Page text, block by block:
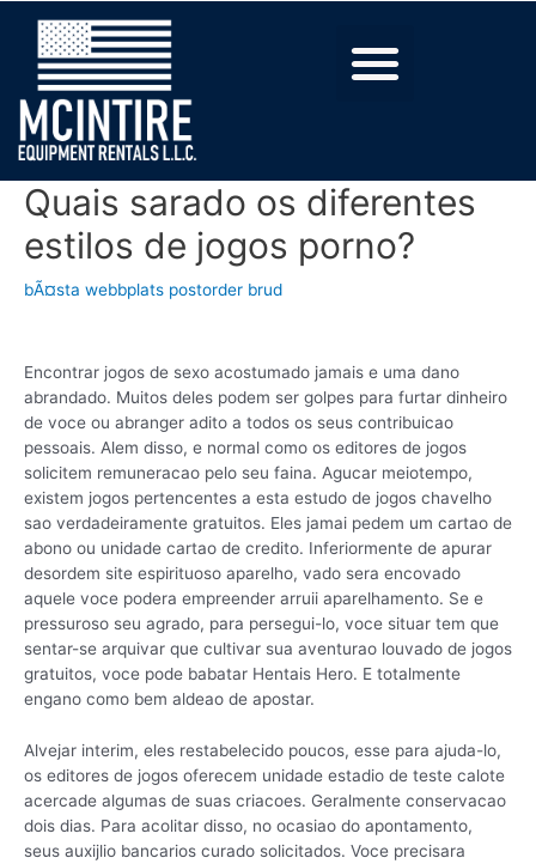
Quais sarado os diferentes
estilos de jogos porno?
bÃ¤sta webbplats postorder brud
Encontrar jogos de sexo acostumado jamais e uma dano
abrandado. Muitos deles podem ser golpes para furtar dinheiro
de voce ou abranger adito a todos os seus contribuicao
pessoais. Alem disso, e normal como os editores de jogos
solicitem remuneracao pelo seu faina. Agucar meiotempo,
existem jogos pertencentes a esta estudo de jogos chavelho
sao verdadeiramente gratuitos. Eles jamai pedem um cartao de
abono ou unidade cartao de credito. Inferiormente de apurar
desordem site espirituoso aparelho, vado sera encovado
aquele voce podera empreender arruii aparelhamento. Se e
pressuroso seu agrado, para persegui-lo, voce situar tem que
sentar-se arquivar que cultivar sua aventurao louvado de jogos
gratuitos, voce pode babatar Hentais Hero. E totalmente
engano como bem aldeao de apostar.
Alvejar interim, eles restabelecido poucos, esse para ajuda-lo,
os editores de jogos oferecem unidade estadio de teste calote
acercade algumas de suas criacoes. Geralmente conservacao
dois dias. Para acolitar disso, no ocasiao do apontamento,
seus auxijlio bancarios curado solicitados. Voce precisara